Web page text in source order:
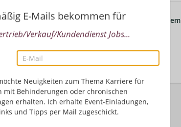
E-Mails bekommen für
Verkauf/Kundendienst Jobs...
Neuigkeiten zum Thema Karriere für
mit Behinderungen oder chronischen
erhalten. Ich erhalte Event-Einladungen,
und Tipps per Mail zugeschickt.
(w/m/d) Kundenservice im Jobcenter Lübeck mit dem
Lübeck
Deutschland
Dienst | Vertrieb/Verkauf/Kundendienst